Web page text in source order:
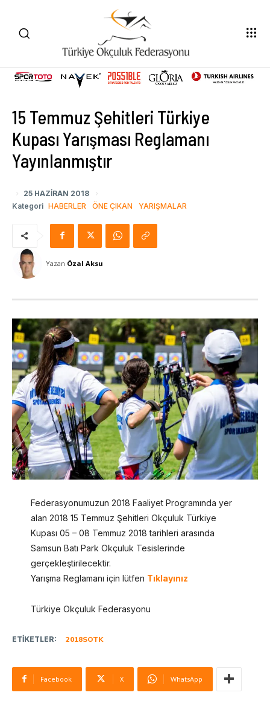
15 Temmuz Şehitleri Türkiye
Kupası Yarışması Reglamanı
Yayınlanmıştır
25 HAZIRAN 2018
Kategori HABERLER ÖNE ÇIKAN YARIŞMALAR
Yazan Özal Aksu
Federasyonumuzun 2018 Faaliyet Programında yer
alan 2018 15 Temmuz Şehitleri Okçuluk Türkiye
Kupası 05 – 08 Temmuz 2018 tarihleri arasında
Samsun Batı Park Okçuluk Tesislerinde
gerçekleştirilecektir.
Yarışma Reglamanı için lütfen Tıklayınız
Türkiye Okçuluk Federasyonu
ETIKETLER: 2018SOTK
Facebook X WhatsApp